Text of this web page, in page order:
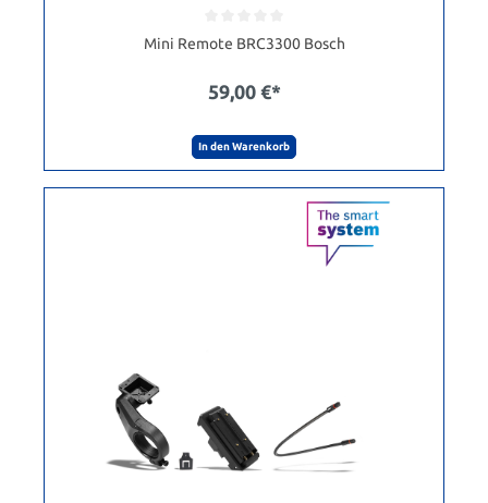
Mini Remote BRC3300 Bosch
59,00 €*
In den Warenkorb